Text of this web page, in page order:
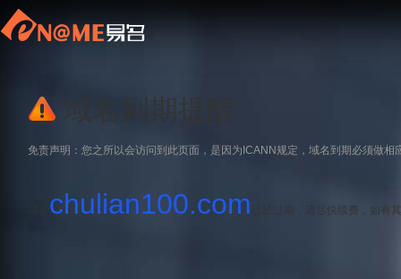
域名到期提醒
免责声明：您之所以会访问到此页面，是因为ICANN规定，域名到期必须做相
chulian100.com 已经过期，请尽快续费，如有